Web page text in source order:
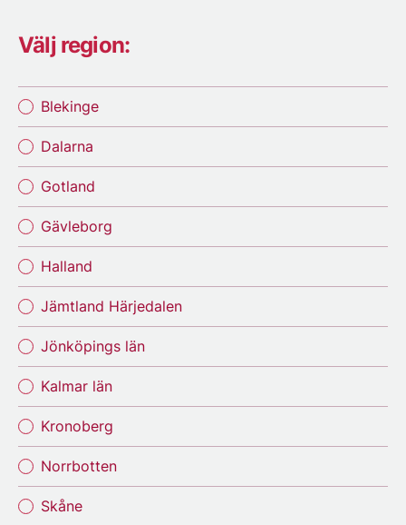
Välj region:
Blekinge
Dalarna
Gotland
Gävleborg
Halland
Jämtland Härjedalen
Jönköpings län
Kalmar län
Kronoberg
Norrbotten
Skåne